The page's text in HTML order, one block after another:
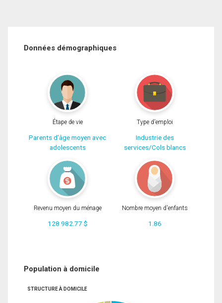
Données démographiques
Étape de vie
Parents d'âge moyen avec
adolescents
Type d'emploi
Industrie des
services/Cols blancs
Revenu moyen du ménage
128 982.77 $
Nombre moyen d'enfants
1.86
Population à domicile
STRUCTURE À DOMICILE